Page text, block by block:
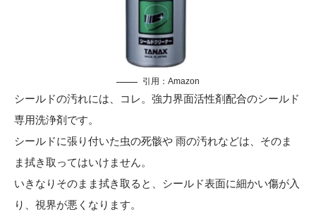
引用： Amazon
シールドの汚れには、コレ。強力界面活性剤配合のシールド
専用洗浄剤です。
シールドに張り付いた虫の死骸や 雨の汚れなどは、そのま
ま拭き取ってはいけません。
いきなりそのまま拭き取ると、シールド表面に細かい傷が入
り、視界が悪くなります。